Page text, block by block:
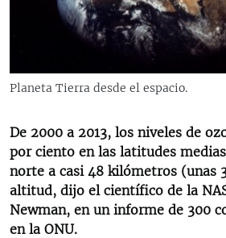
RADIO MARTÍ
ESPECIALES
SER VIEJO EN CUBA
KENTU-CUBANO
LOS SANTOS DE HIALEAH
DESINFORMACIÓN RUSA EN
MULTIMEDIA
SÍGUENOS
Planeta Tierra desde el espacio.
De 2000 a 2013, los niveles de
por ciento en las latitudes
norte a casi 48 kilómetros (unas
altitud, dijo el científico de la
Newman, en un informe de 300
en la ONU.